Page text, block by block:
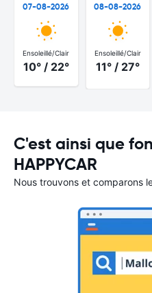
07-08-2026
Ensoleillé/Clair
10° / 22°
08-08-2026
Ensoleillé/Clair
11° / 27°
C'est ainsi que
HAPPYCAR
Nous trouvons et comparons